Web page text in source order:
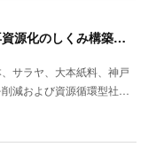
【環 境】神戸市で「紙パッケージの再資源化のしくみ構築プロジェクト」開始
サラヤ、大本紙料、神戸
減および資源循環型社…